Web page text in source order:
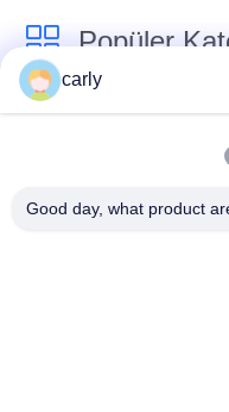
Popüler
Kazıyıcı Kesiciler
Aralıklayıcılar
carly
Good day, what product